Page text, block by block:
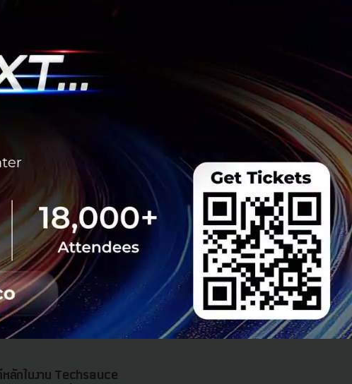
าคมด้วยเช่นกัน รวมถึง
ช่าและแชร์กันได้
มีสำนักงานใหญ่อยู่ที่
Colony ซึ่งเป็น
ทีหลักในงาน Techsauce